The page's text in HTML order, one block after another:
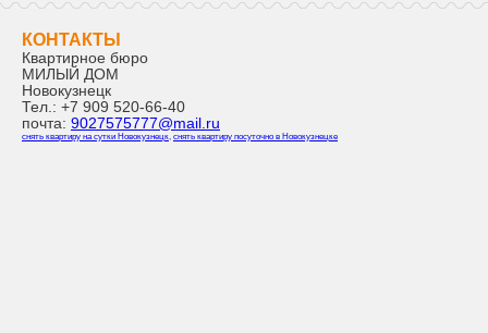
КОНТАКТЫ
Квартирное бюро
МИЛЫЙ ДОМ
Новокузнецк
Тел.: +7 909 520-66-40
почта: 9027575777@mail.ru
снять квартиру на сутки Новокузнецк, снять квартиру посуточно в Новокузнецке